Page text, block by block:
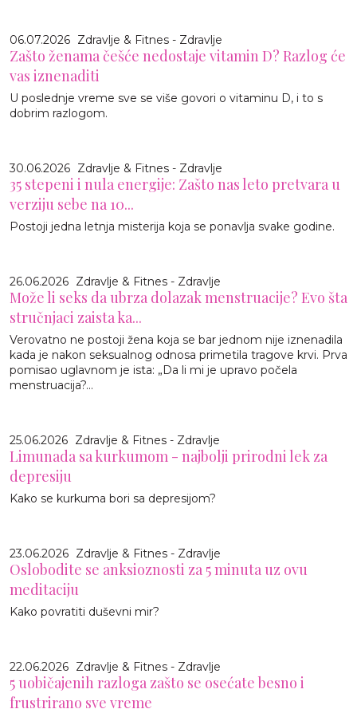
06.07.2026 Zdravlje & Fitnes - Zdravlje
Zašto ženama češće nedostaje vitamin D? Razlog će
vas iznenaditi
U poslednje vreme sve se više govori o vitaminu D, i to s
dobrim razlogom.
30.06.2026 Zdravlje & Fitnes - Zdravlje
35 stepeni i nula energije: Zašto nas leto pretvara u
verziju sebe na 10...
Postoji jedna letnja misterija koja se ponavlja svake godine.
26.06.2026 Zdravlje & Fitnes - Zdravlje
Može li seks da ubrza dolazak menstruacije? Evo šta
stručnjaci zaista ka...
Verovatno ne postoji žena koja se bar jednom nije iznenadila
kada je nakon seksualnog odnosa primetila tragove krvi. Prva
pomisao uglavnom je ista: „Da li mi je upravo počela
menstruacija?...
25.06.2026 Zdravlje & Fitnes - Zdravlje
Limunada sa kurkumom - najbolji prirodni lek za
depresiju
Kako se kurkuma bori sa depresijom?
23.06.2026 Zdravlje & Fitnes - Zdravlje
Oslobodite se anksioznosti za 5 minuta uz ovu
meditaciju
Kako povratiti duševni mir?
22.06.2026 Zdravlje & Fitnes - Zdravlje
5 uobičajenih razloga zašto se osećate besno i
frustrirano sve vreme